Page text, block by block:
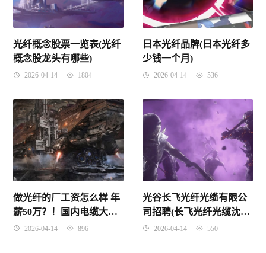
光纤概念股票一览表(光纤
概念股龙头有哪些)
2026-04-14 1804
日本光纤品牌(日本光纤多
少钱一个月)
2026-04-14 536
做光纤的厂工资怎么样 年
薪50万？！国内电缆大厂
工资薪酬大曝光
2026-04-14 896
光谷长飞光纤光缆有限公
司招聘(长飞光纤光缆沈阳
有限公司)
2026-04-14 550